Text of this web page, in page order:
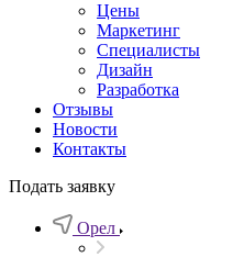
Цены
Маркетинг
Специалисты
Дизайн
Разработка
Отзывы
Новости
Контакты
Подать заявку
Орел